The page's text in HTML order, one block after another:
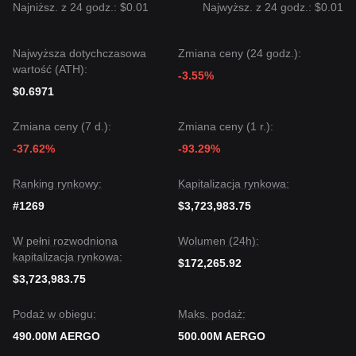
Najniższ. z 24 godz.: $0.01 Najwyższ. z 24 godz.: $0.01
Najwyższa dotychczasowa
wartość (ATH):
$0.6971
Zmiana ceny (24 godz.):
-3.55%
Zmiana ceny (7 d.):
-37.62%
Zmiana ceny (1 r.):
-93.29%
Ranking rynkowy:
#1269
Kapitalizacja rynkowa:
$3,723,983.75
W pełni rozwodniona
kapitalizacja rynkowa:
$3,723,983.75
Wolumen (24h):
$172,265.92
Podaż w obiegu:
490.00M AERGO
Maks. podaż:
500.00M AERGO